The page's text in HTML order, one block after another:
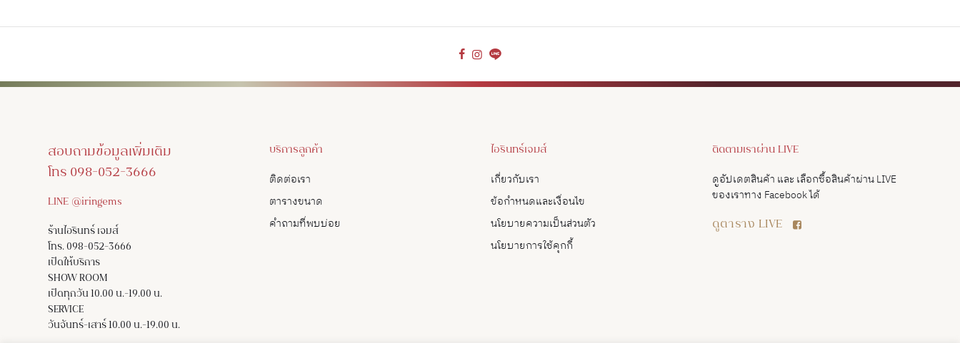
สอบถามข้อมูลเพิ่มเติม
โทร 098-052-3666
LINE @iringems
ร้านไอรินทร์ เจมส์
โทร. 098-052-3666
เปิดให้บริการ
SHOW ROOM
เปิดทุกวัน 10.00 น.-19.00 น.
SERVICE
วันจันทร์-เสาร์ 10.00 น.-19.00 น.
บริการลูกค้า
ติดต่อเรา
ตารางขนาด
คำถามที่พบบ่อย
ไอรินทร์เจมส์
เกี่ยวกับเรา
ข้อกำหนดและเงื่อนไข
นโยบายความเป็นส่วนตัว
นโยบายการใช้คุกกี้
ติดตามเราผ่าน LIVE
ดูอัปเดตสินค้า และ เลือกซื้อสินค้าผ่าน LIVE
ของเราทาง Facebook ได้
ดูตาราง LIVE